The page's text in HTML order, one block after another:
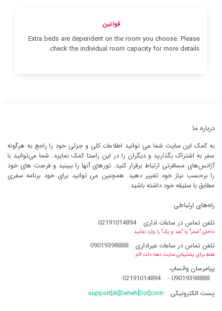
قوانین
Extra beds are dependent on the room you choose. Please
check the individual room capacity for more details.
درباره ما
به کمک این سایت شما می توانید اطلاعات کلی و جزئی خود را راجع به هرگونه
سفر به اشتراک بگذارید و دیگران را در این راستا کمک نمایید. شما می‌توانید با
آژانس‌های مسافرتی ارتباط برقرار کنید. تورهای آنها را ببینید و فرصت های خود
را برحسب نیاز خود تغییر دهید. همچنین می توانید برای خود برنامه سفری
مطابق با سلیقه خود داشته باشید.
راه‌های ارتباطی
تلفن تماس در ساعات اداری
02191014894
داخلی "صفر" یا "صد و یک" را وارد نمایید
تلفن تماس در ساعات غیراداری 09019398888
فقط برای پشتیبانی سایت دهه دات کام
پیامرسان واتساپ
09019398888
-
02191014894
پست الکترونیکی
support[At]Deheh[Dot]com